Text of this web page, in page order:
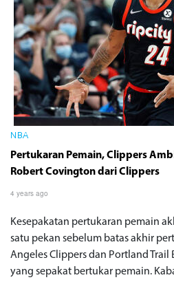
NBA
Pertukaran Pemain, Clippers
Robert Covington dari Clippers
4 years ago
Kesepakatan pertukaran pemain
satu pekan sebelum batas akhir
Angeles Clippers dan Portland Trail
yang sepakat bertukar pemain.